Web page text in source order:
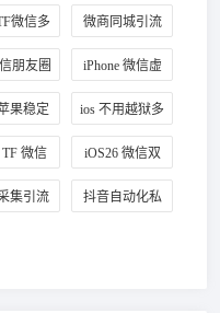
程 友
微信多
开
微商同城引流
定位技巧
朋友圈
城市
iPhone 微信虚
拟定位
果稳定
多开
ios 不用越狱多
开微信
微信
教程
iOS26 微信双
开攻略
集引流 抖音自动化私